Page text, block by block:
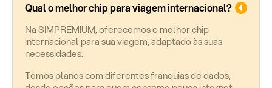
Qual o melhor chip para viagem internacional?
Na SIMPREMIUM, oferecemos o melhor chip
internacional para sua viagem, adaptado às suas
necessidades.
Temos planos com diferentes franquias de dados,